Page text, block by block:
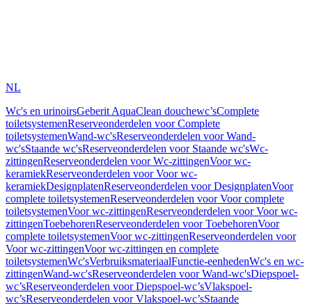
NL
Wc's en urinoirsGeberit AquaClean douchewc’sComplete
toiletsystemenReserveonderdelen voor Complete
toiletsystemenWand-wc'sReserveonderdelen voor Wand-
wc'sStaande wc'sReserveonderdelen voor Staande wc'sWc-
zittingenReserveonderdelen voor Wc-zittingenVoor wc-
keramiekReserveonderdelen voor Voor wc-
keramiekDesignplatenReserveonderdelen voor DesignplatenVoor
complete toiletsystemenReserveonderdelen voor Voor complete
toiletsystemenVoor wc-zittingenReserveonderdelen voor Voor wc-
zittingenToebehorenReserveonderdelen voor ToebehorenVoor
complete toiletsystemenVoor wc-zittingenReserveonderdelen voor
Voor wc-zittingenVoor wc-zittingen en complete
toiletsystemenWc'sVerbruiksmateriaalFunctie-eenhedenWc's en wc-
zittingenWand-wc'sReserveonderdelen voor Wand-wc'sDiepspoel-
wc’sReserveonderdelen voor Diepspoel-wc’sVlakspoel-
wc’sReserveonderdelen voor Vlakspoel-wc’sStaande